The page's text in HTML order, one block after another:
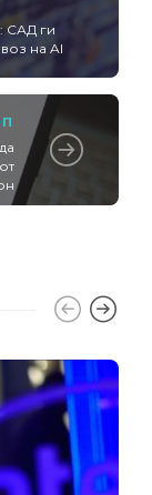
САД ги
на AI